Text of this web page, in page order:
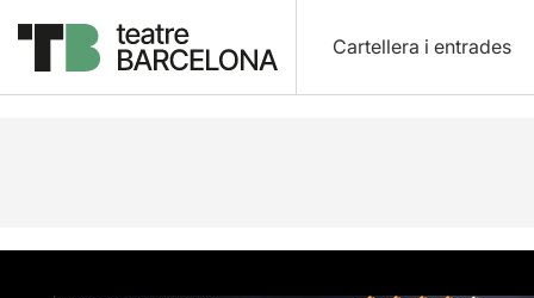
Cartellera i entrades
Descripció Fitxa artística Fotos i vídeos